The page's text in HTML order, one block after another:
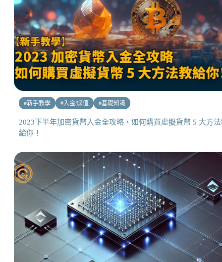
#新手教學 #入金/儲值 #基礎知識
2023下半年加密貨幣入金全攻略，如何購買虛擬貨幣 5 大方
給你！